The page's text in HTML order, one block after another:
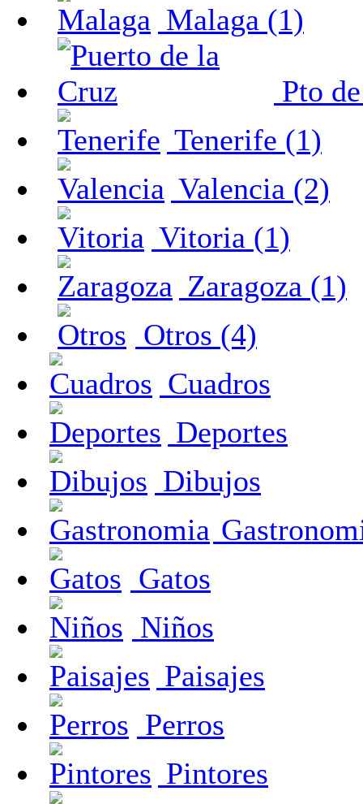
Malaga (1)
Pto
Tenerife (1)
Valencia (2)
Vitoria (1)
Zaragoza (1)
Otros (4)
Cuadros
Deportes
Dibujos
Gatos
Niños
Paisajes
Perros
Pintores